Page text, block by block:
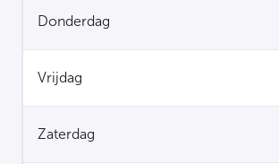
Donderdag
Vrijdag
Zaterdag